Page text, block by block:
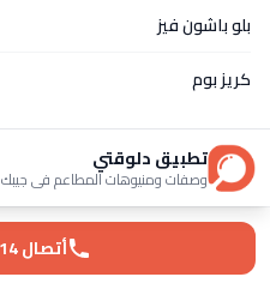
بلو باشون فيز
كريز بوم
عصائر طازجة
فراولة
مانجو
أتصال 01001237214
تطبيق دلوقتي
وصفات ومنيوهات المطاعم في جيبك